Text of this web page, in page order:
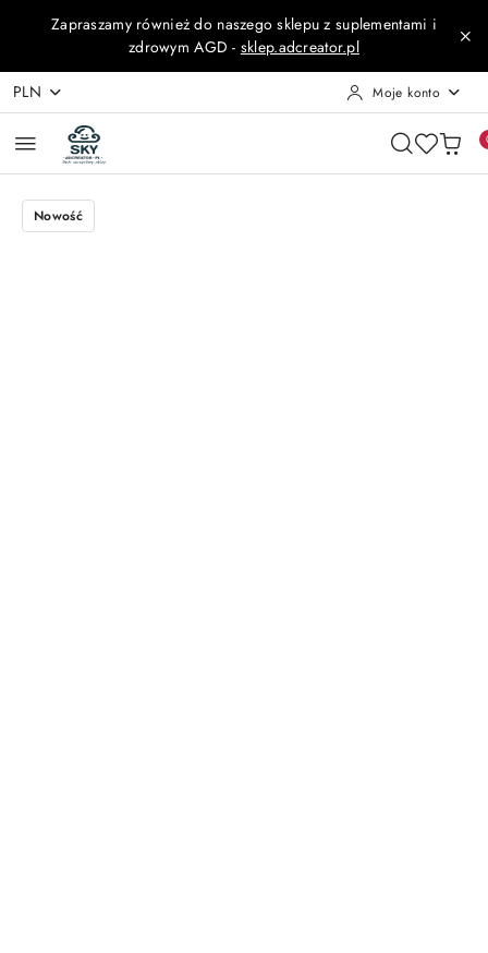
Przejdź do treści głównej
Przejdź do wyszukiwarki
Przejdź do moje konto
Przejdź do menu głównego
Przejdź do opisu produktu
Przejdź do stopki
Zapraszamy również do naszego sklepu z suplementami i
zdrowym AGD - sklep.adcreator.pl
PLN Moje konto
Nowość